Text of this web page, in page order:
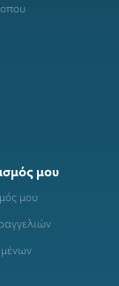
μου
μου